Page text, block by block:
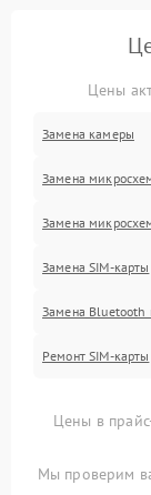
Цены
Замена камеры
Замена
Замена
Замена SIM-карты
Замена Bluetooth
Ремонт SIM-карты
Цены в
Мы проверим